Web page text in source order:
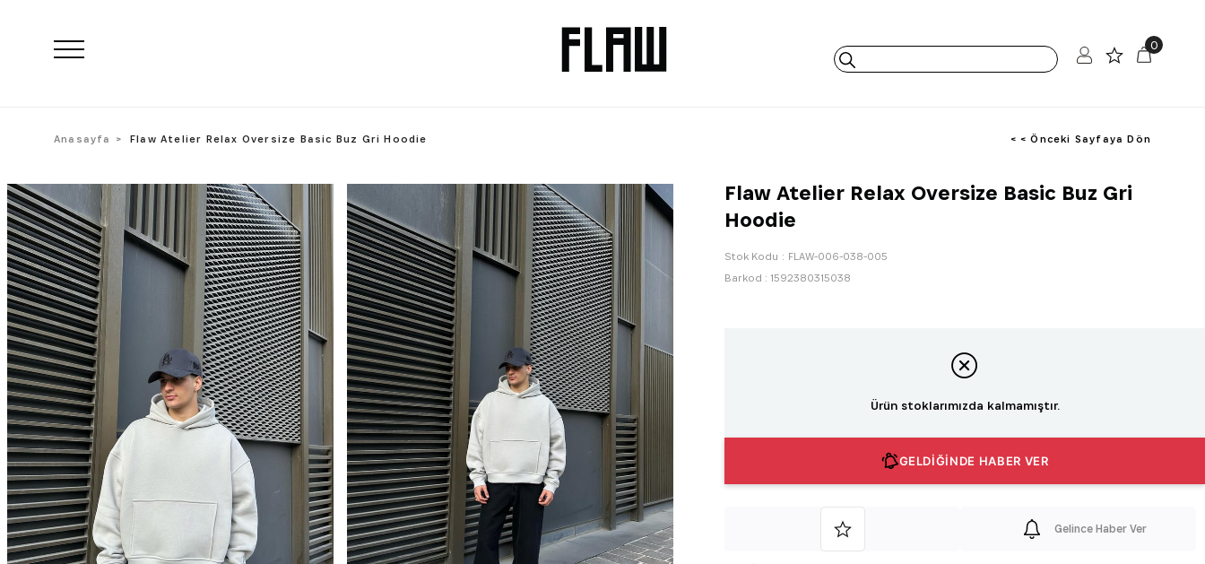
0
Anasayfa Flaw Atelier Relax Oversize Basic Buz Gri Hoodie < < Önceki Sayfaya Dön
Flaw Atelier Relax Oversize Basic Buz Gri
Hoodie
Stok Kodu
FLAW-006-038-005
Barkod : 1592380315038
Ürün stoklarımızda kalmamıştır.
GELDİĞİNDE HABER VER
Gelince Haber Ver